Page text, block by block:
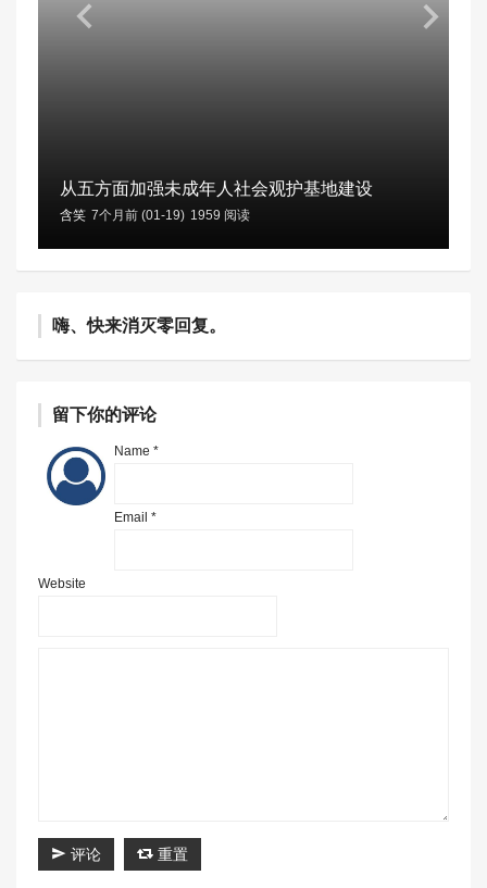
从五方面加强未成年人社会观护基地建设
含笑 7个月前 (01-19) 1959 阅读
嗨、快来消灭零回复。
留下你的评论
Name *
Email *
Website
评论 重置